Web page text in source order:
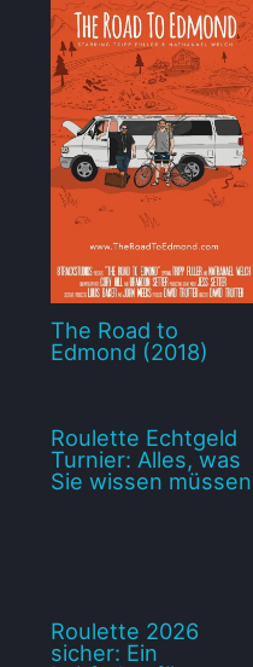
The Road to
Edmond (2018)
Roulette Echtgeld
Turnier: Alles, was
Sie wissen müssen
Roulette 2026
sicher: Ein